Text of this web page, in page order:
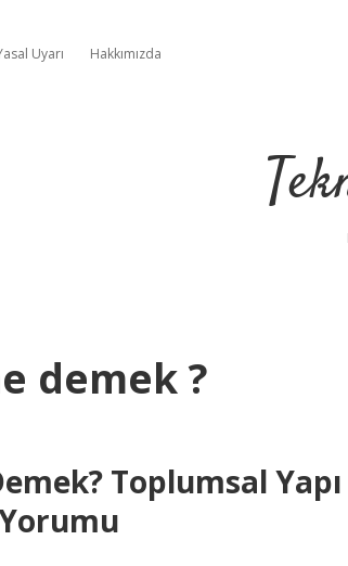
Uyarı Hakkımızda
demek ?
Toplumsal